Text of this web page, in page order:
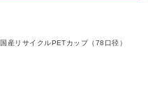
国産リサイクルPETカップ（78口径）